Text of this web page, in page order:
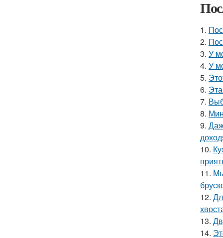
1.
2.
3. У
4. У
5.
6.
7.
8.
9.
10.
11.
12.
13.
14.